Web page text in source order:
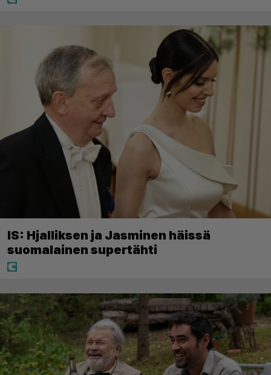
IS: Hjalliksen ja Jasminen häissä
suomalainen supertähti